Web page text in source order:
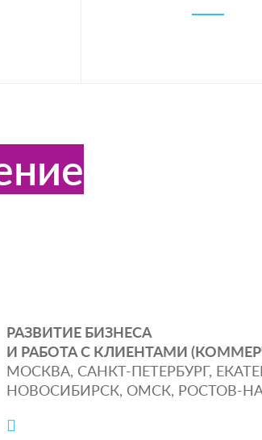
РАЗВИТИЕ БИЗНЕСА
И РАБОТА С КЛИЕНТАМИ
МОСКВА, САНКТ-ПЕТЕРБУРГ,
НОВОСИБИРСК, ОМСК, РОСТОВ-